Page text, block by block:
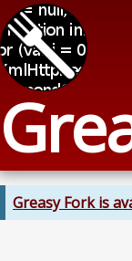
Greasy Fork is